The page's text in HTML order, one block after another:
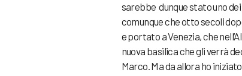
sarebbe dunque stato uno
comunque che otto secoli
e portato a Venezia, che
nuova basilica che gli verrà
Marco. Ma da allora ho